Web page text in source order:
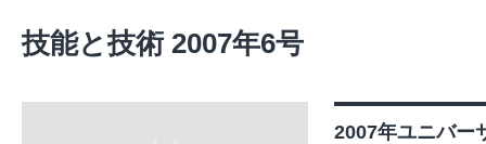
技能と技術 2007年6号
2007年ユニバー